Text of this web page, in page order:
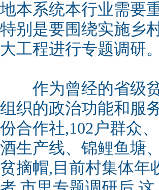
地本系统本行业需要
特别是要围绕实施乡
大工程进行专题调研。
作为曾经的省级贫
组织的政治功能和服
份合作社,102户群众
酒生产线、锦鲤鱼塘
贫摘帽,目前村集体年